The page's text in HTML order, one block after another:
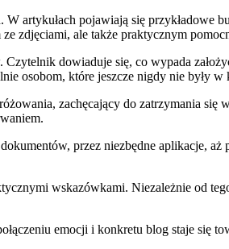
pojawiają się przykładowe
zdjęciami, ale także praktycznym
dowiaduje się, co wypada
osobom, które jeszcze nigdy nie były
zachęcający do zatrzymania się
przez niezbędne aplikacje, aż
wskazówkami. Niezależnie od
emocji i konkretu blog staje się